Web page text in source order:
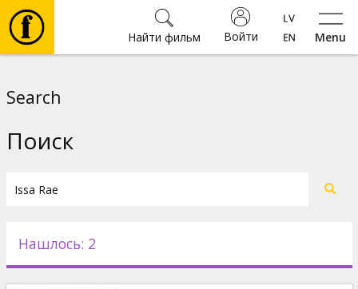
Menu
Войти
Найти фильм
Новости
Search
Поиск
Нашлось: 2